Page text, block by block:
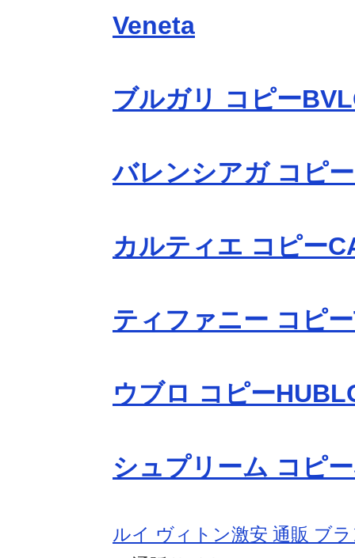
Veneta
ブルガリ コピー
バレンシアガ コピ
カルティエ コピー
ティファニー コピ
ウブロ コピー
シュプリーム コピ
ルイ ヴィトン激安 通販 ブ